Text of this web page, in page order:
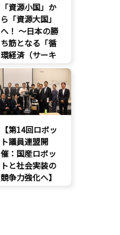
「資源小国」か
ら「資源大国」
へ！ 〜日本の勝
ち筋となる「循
環経済（サーキ
ュラーエコノミ
ー）」とは？〜
環境部会
【第14回ロボッ
ト議員連盟開
催：国産ロボッ
トと社会実装の
競争力強化へ】